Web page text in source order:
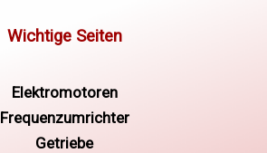
Elektromotoren
Frequenzumrichter
Getriebe